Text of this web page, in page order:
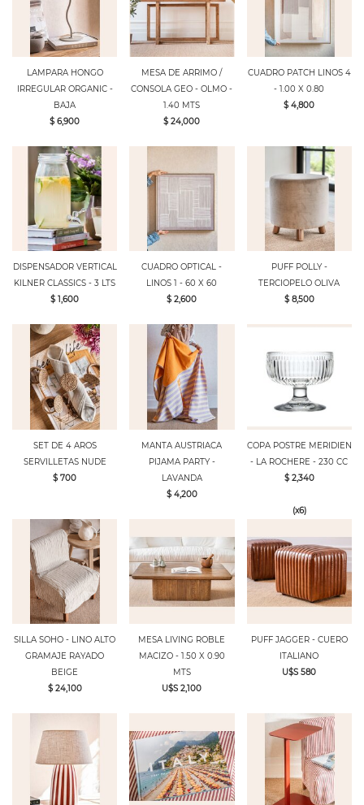
LAMPARA HONGO
IRREGULAR ORGANIC -
BAJA
$ 6,900
MESA DE ARRIMO /
CONSOLA GEO - OLMO -
1.40 MTS
$ 24,000
CUADRO PATCH LINOS 4
- 1.00 X 0.80
$ 4,800
DISPENSADOR VERTICAL
KILNER CLASSICS - 3 LTS
$ 1,600
CUADRO OPTICAL -
LINOS 1 - 60 X 60
$ 2,600
PUFF POLLY -
TERCIOPELO OLIVA
$ 8,500
SET DE 4 AROS
SERVILLETAS NUDE
$ 700
MANTA AUSTRIACA
PIJAMA PARTY -
LAVANDA
$ 4,200
COPA POSTRE MERIDIEN
- LA ROCHERE - 230 CC
$ 2,340
(x6)
SILLA SOHO - LINO ALTO
GRAMAJE RAYADO
BEIGE
$ 24,100
MESA LIVING ROBLE
MACIZO - 1.50 X 0.90
MTS
U$S 2,100
PUFF JAGGER - CUERO
ITALIANO
U$S 580